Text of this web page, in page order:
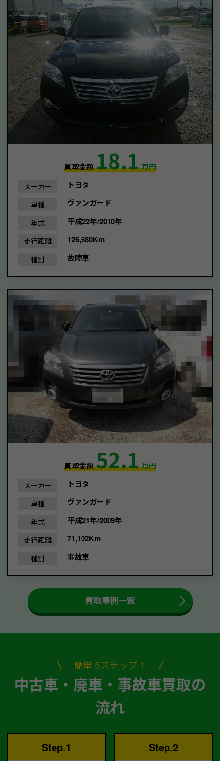
買取金額18.1万円
メーカー トヨタ
車種 ヴァンガード
年式 平成22年/2010年
走行距離 126,680Km
種別 故障車
買取金額52.1万円
メーカー トヨタ
車種 ヴァンガード
年式 平成21年/2009年
走行距離 71,102Km
種別 事故車
買取事例一覧
簡単 5ステップ！
中古車・廃車・事故車買取の
流れ
Step.1 Step.2